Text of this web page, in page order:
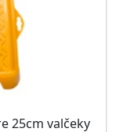
25cm valčeky